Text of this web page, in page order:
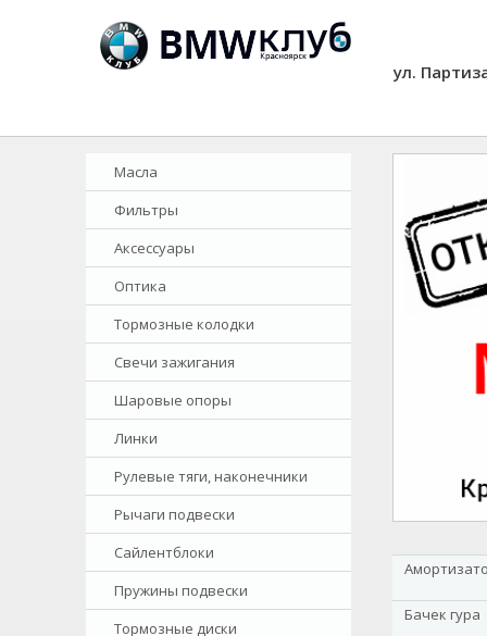
ул.
Масла
Фильтры
Аксессуары
Оптика
Тормозные колодки
Свечи зажигания
Шаровые опоры
Линки
Рулевые тяги, наконечники
Рычаги подвески
Сайлентблоки
Пружины подвески
Тормозные диски
Бачек гура